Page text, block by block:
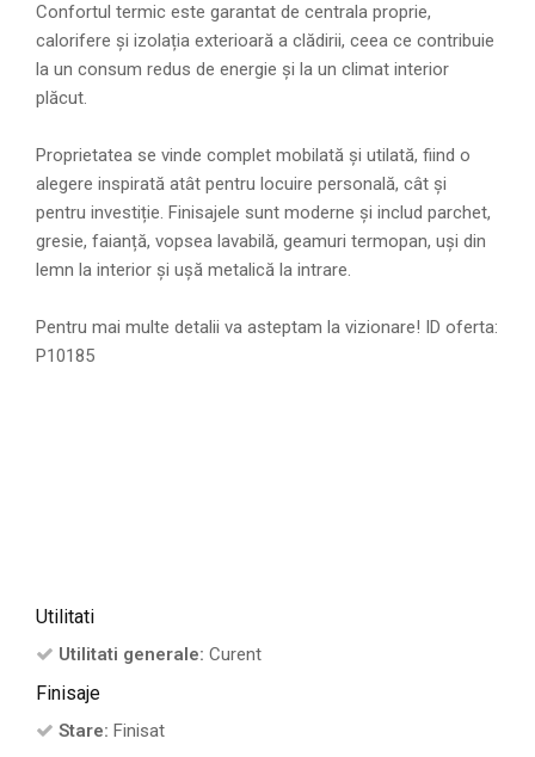
Confortul termic este garantat de centrala proprie,
calorifere și izolația exterioară a clădirii, ceea ce contribuie
la un consum redus de energie și la un climat interior
plăcut.
Proprietatea se vinde complet mobilată și utilată, fiind o
alegere inspirată atât pentru locuire personală, cât și
pentru investiție. Finisajele sunt moderne și includ parchet,
gresie, faianță, vopsea lavabilă, geamuri termopan, uși din
lemn la interior și ușă metalică la intrare.
Pentru mai multe detalii va asteptam la vizionare! ID oferta:
P10185
Utilitati
Utilitati generale: Curent
Finisaje
Stare: Finisat